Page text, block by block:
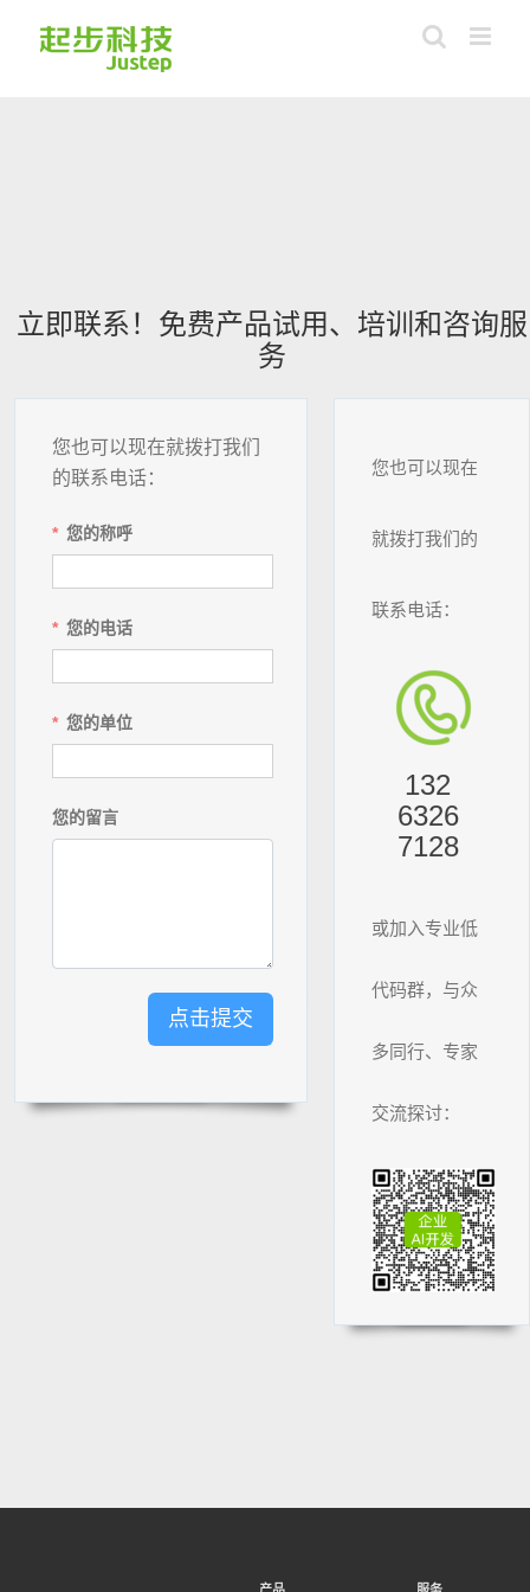
立即联系！免费产品试用、培训和咨询服
务
您也可以现在就拨打我们
的联系电话：
您的称呼
您的电话
您的单位
您的留言
点击提交
您也可以现在
就拨打我们的
联系电话：
132
6326
7128
或加入专业低
代码群，与众
多同行、专家
交流探讨：